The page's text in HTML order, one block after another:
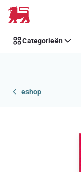
Overslaan
Categorieën
eshop